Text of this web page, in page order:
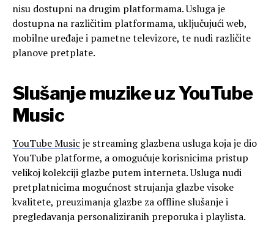
nisu dostupni na drugim platformama. Usluga je
dostupna na različitim platformama, uključujući web,
mobilne uređaje i pametne televizore, te nudi različite
planove pretplate.
Slušanje muzike uz YouTube
Music
YouTube Music je streaming glazbena usluga koja je dio
YouTube platforme, a omogućuje korisnicima pristup
velikoj kolekciji glazbe putem interneta. Usluga nudi
pretplatnicima mogućnost strujanja glazbe visoke
kvalitete, preuzimanja glazbe za offline slušanje i
pregledavanja personaliziranih preporuka i playlista.